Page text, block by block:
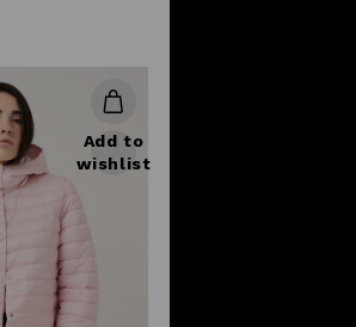
Add to
wishlist